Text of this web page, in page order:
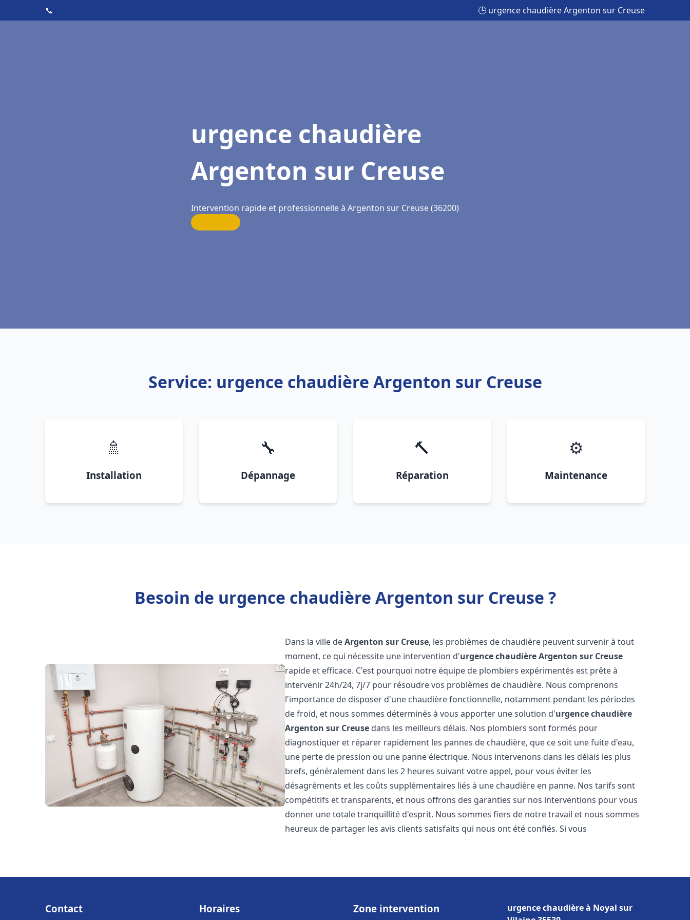
📞 🕒 urgence chaudière Argenton sur Creuse
urgence chaudière
Argenton sur Creuse
Intervention rapide et professionnelle à Argenton sur Creuse (36200)
Service: urgence chaudière Argenton sur Creuse
🚿
Installation
🔧
Dépannage
🔨
Réparation
⚙️
Maintenance
Besoin de urgence chaudière Argenton sur Creuse ?
Dans la ville deArgenton sur Creuse, les problèmes de chaudière peuvent survenir à tout
moment, ce qui nécessite une intervention d'urgence chaudièreArgenton sur Creuse
rapide et efficace. C'est pourquoi notre équipe de plombiers expérimentés est prête à
intervenir 24h/24, 7j/7 pour résoudre vos problèmes de chaudière. Nous comprenons
l'importance de disposer d'une chaudière fonctionnelle, notamment pendant les périodes
de froid, et nous sommes déterminés à vous apporter une solution d'urgence chaudière
Argenton sur Creuse dans les meilleurs délais. Nos plombiers sont formés pour
diagnostiquer et réparer rapidement les pannes de chaudière, que ce soit une fuite d'eau,
une perte de pression ou une panne électrique. Nous intervenons dans les délais les plus
brefs, généralement dans les 2 heures suivant votre appel, pour vous éviter les
désagréments et les coûts supplémentaires liés à une chaudière en panne. Nos tarifs sont
compétitifs et transparents, et nous offrons des garanties sur nos interventions pour vous
donner une totale tranquillité d'esprit. Nous sommes fiers de notre travail et nous sommes
heureux de partager les avis clients satisfaits qui nous ont été confiés. Si vous
Contact Horaires Zone intervention
urgence chaudière à Noyal sur